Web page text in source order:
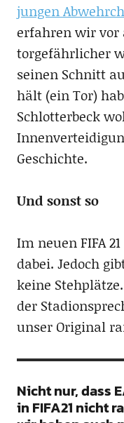
jungen
erfahren wir vor
torgefährlicher
seinen Schnitt
hält (ein Tor)
Schlotterbeck
Geschichte.
Und sonst so
Im neuen FIFA
dabei. Jedoch
keine
der
unser Original
Nicht nur, dass
in FIFA21 nicht